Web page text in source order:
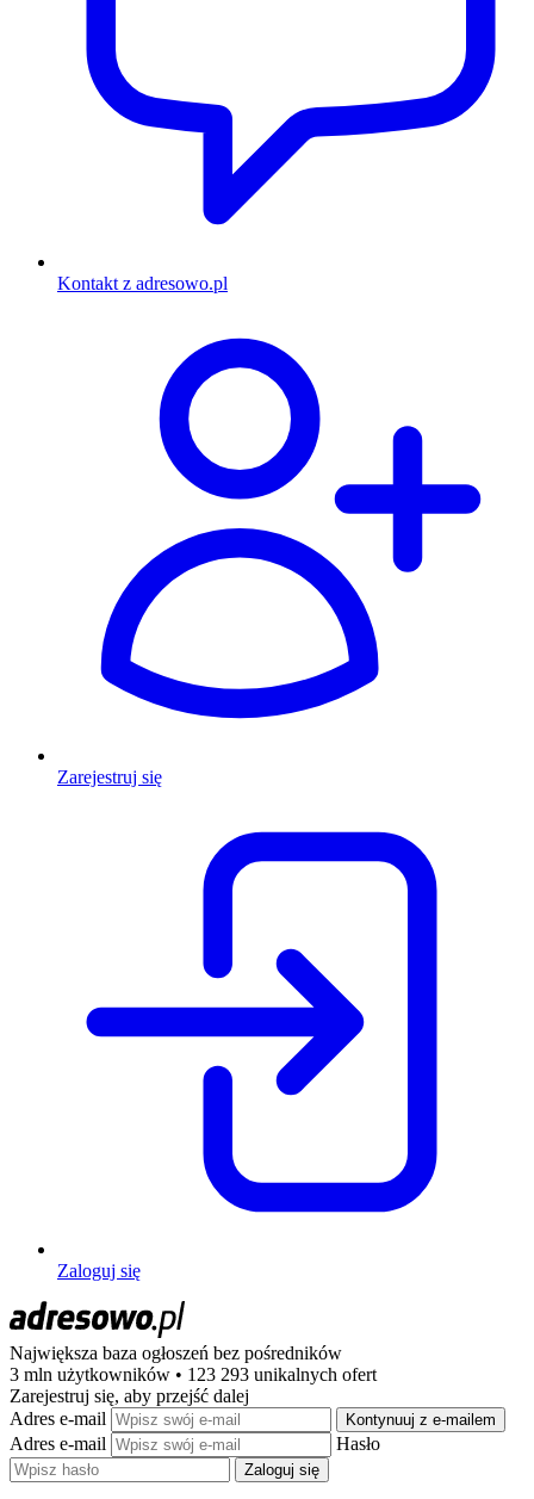
Kontakt z adresowo.pl
Zarejestruj się
Zaloguj się
Największa baza ogłoszeń bez pośredników
3 mln użytkowników • 123 293 unikalnych ofert
Zarejestruj się, aby przejść dalej
Adres e-mail
Kontynuuj z e-mailem
Adres e-mail Hasło
Zaloguj się